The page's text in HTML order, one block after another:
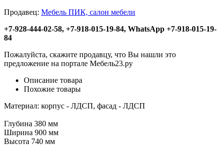
Продавец: Мебель ПИК, салон мебели
+7-928-444-02-58, +7-918-015-19-84, WhatsApp +7-918-015-19-
84
Пожалуйста, скажите продавцу, что Вы нашли это
предложение на портале Мебель23.ру
Описание товара
Похожие товары
Материал: корпус - ЛДСП, фасад - ЛДСП
Глубина 380 мм
Ширина 900 мм
Высота 740 мм